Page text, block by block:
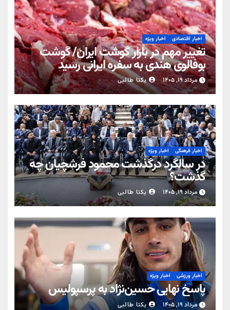
اخبار اقتصادی اخبار ویژه
تغییر مهم در بازار گوشت ایران/ گوشت
بوفالوی هندی به سفره ایرانی رسید
مرداد ۱۹, ۱۴۰۵ یکتا طالبی
اخبار فرهنگی اخبار ویژه
در سالگرد درگذشت محمود فرشچیان چه
گذشت؟
مرداد ۱۹, ۱۴۰۵ یکتا طالبی
اخبار ورزشی اخبار ویژه
پاسخ نهایی حسین‌نژاد به پرسپولیس
مرداد ۱۹, ۱۴۰۵ یکتا طالبی